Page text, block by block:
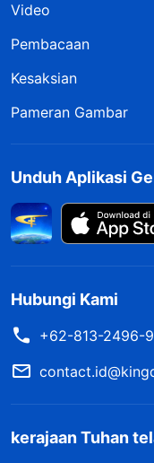
Video
Pembacaan
Kesaksian
Pameran Gambar
Unduh Aplikasi
Hubungi Kami
+62-813-2496-
kerajaan Tuhan